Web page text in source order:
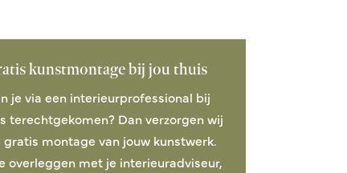
kunstmontage bij jou thuis
je via een interieurprofessional bij
terechtgekomen? Dan verzorgen wij
gratis montage van jouw kunstwerk.
overleggen met je interieuradviseur,